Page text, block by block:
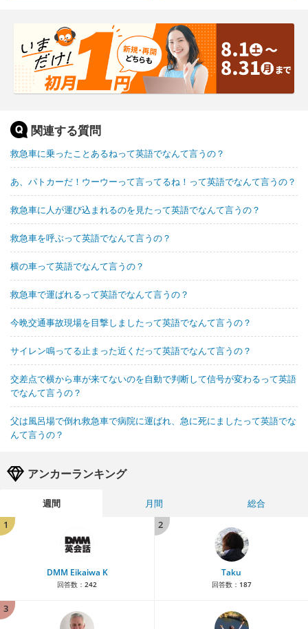
関連する質問
救急車に乗ったことあるねって英語でなんて言うの？
あ、パトカーだ！ウーウーって言ってるね！って英語でなんて言うの？
救急車に人が運び込まれるのを見たって英語でなんて言うの？
救急車を呼ぶって英語でなんて言うの？
横の車って英語でなんて言うの？
救急車で運ばれるって英語でなんて言うの？
今晩交通事故現場を目撃しましたって英語でなんて言うの？
サイレン鳴ってる止まった近くだって英語でなんて言うの？
交差点で横から車が来てないのを自動で判断して信号が変わるって英語
でなんて言うの？
父は風呂場で倒れ救急車で病院に運ばれ、急に死にましたって英語でな
んて言うの？
アンカーランキング
週間 月間
総合
1
DMM Eikaiwa K
回答数： 242
2
Taku
回答数： 187
3